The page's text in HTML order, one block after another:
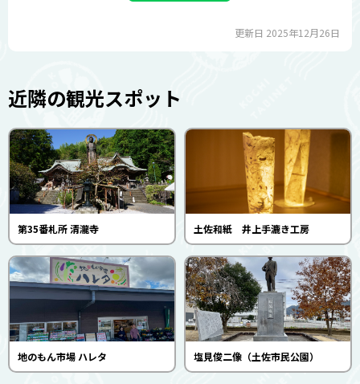
更新日 2025年12月26日
近隣の観光スポット
第35番札所 清瀧寺 土佐和紙 井上手漉き工房
地のもん市場 ハレタ 塩見俊二像（土佐市民公園）